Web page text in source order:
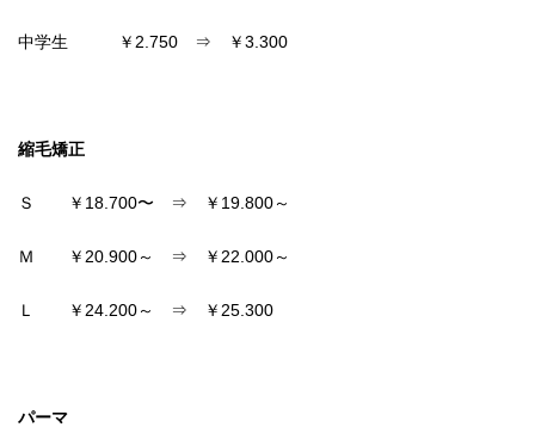
中学生 ￥2.750 ⇒ ￥3.300
縮毛矯正
Ｓ ￥18.700〜 ⇒ ￥19.800～
Ｍ ￥20.900～ ⇒ ￥22.000～
Ｌ ￥24.200～ ⇒ ￥25.300
パーマ